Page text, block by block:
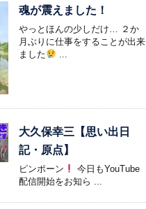
魂が震えました！
やっとほんの少しだけ… ２か
月ぶりに仕事をすることが出来
ました
...
大久保幸三【思い出日
記・原点】
ピンポーン
今日もYouTube
配信開始をお知ら ...